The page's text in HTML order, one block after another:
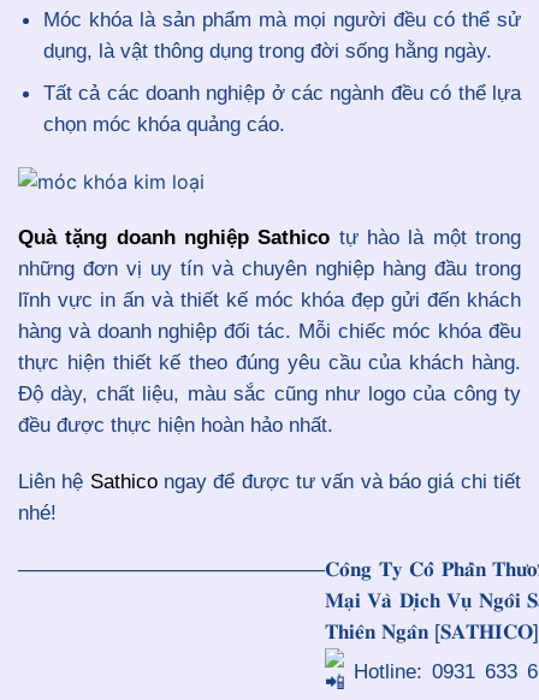
Móc khóa là sản phẩm mà mọi người đều có thể sử
dụng, là vật thông dụng trong đời sống hằng ngày.
Tất cả các doanh nghiệp ở các ngành đều có thể lựa
chọn móc khóa quảng cáo.
Quà tặng doanh nghiệp Sathico tự hào là một trong
những đơn vị uy tín và chuyên nghiệp hàng đầu trong
lĩnh vực in ấn và thiết kế móc khóa đẹp gửi đến khách
hàng và doanh nghiệp đối tác. Mỗi chiếc móc khóa đều
thực hiện thiết kế theo đúng yêu cầu của khách hàng.
Độ dày, chất liệu, màu sắc cũng như logo của công ty
đều được thực hiện hoàn hảo nhất.
Liên hệ Sathicongay để được tư vấn và báo giá chi tiết
nhé!
———————————————𝐂𝐨̂𝐧𝐠 𝐓𝐲 𝐂𝐨̂̉ 𝐏𝐡𝐚̂̀𝐧
𝐌𝐚̣𝐢 𝐕𝐚̀ 𝐃𝐢̣𝐜𝐡 𝐕𝐮̣ 𝐍𝐠𝐨̂𝐢
𝐓𝐡𝐢𝐞̂𝐧 𝐍𝐠𝐚̂𝐧 [𝐒𝐀𝐓𝐇𝐈𝐂𝐎]
Hotline: 0931 633